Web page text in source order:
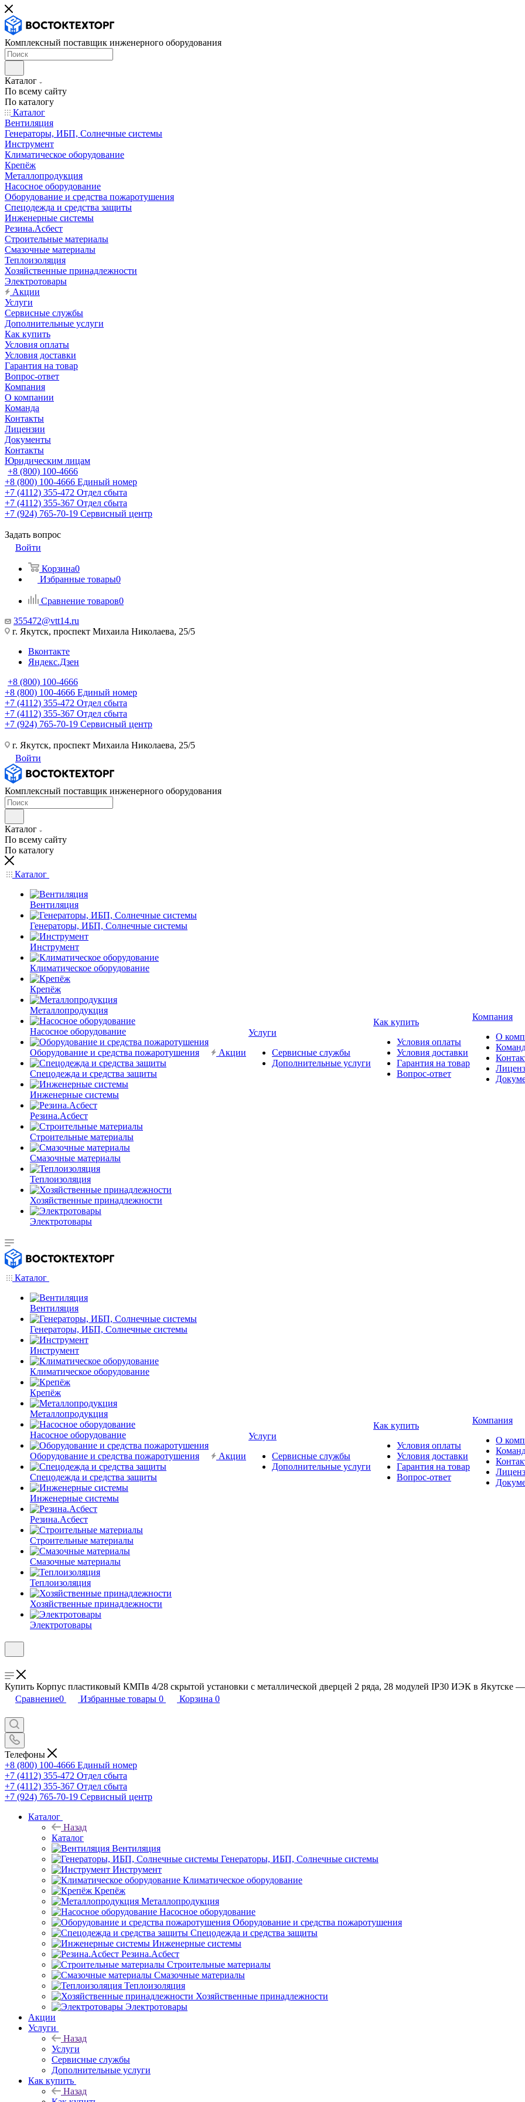
Комплексный поставщик инженерного оборудования
Каталог
По всему сайту
По каталогу
Каталог
Вентиляция
Генераторы, ИБП, Солнечные системы
Инструмент
Климатическое оборудование
Крепёж
Металлопродукция
Насосное оборудование
Оборудование и средства пожаротушения
Спецодежда и средства защиты
Инженерные системы
Резина.Асбест
Строительные материалы
Смазочные материалы
Теплоизоляция
Хозяйственные принадлежности
Электротовары
Акции
Услуги
Сервисные службы
Дополнительные услуги
Как купить
Условия оплаты
Условия доставки
Гарантия на товар
Вопрос-ответ
Компания
О компании
Команда
Контакты
Лицензии
Документы
Контакты
Юридическим лицам
+8 (800) 100-4666
+8 (800) 100-4666 Единый номер
+7 (4112) 355-472 Отдел сбыта
+7 (4112) 355-367 Отдел сбыта
+7 (924) 765-70-19 Сервисный центр
Задать вопрос
Войти
Корзина0
Избранные товары0
Сравнение товаров0
355472@vtt14.ru
г. Якутск, проспект Михаила Николаева, 25/5
Вконтакте
Яндекс.Дзен
+8 (800) 100-4666
+8 (800) 100-4666 Единый номер
+7 (4112) 355-472 Отдел сбыта
+7 (4112) 355-367 Отдел сбыта
+7 (924) 765-70-19 Сервисный центр
г. Якутск, проспект Михаила Николаева, 25/5
Войти
Комплексный поставщик инженерного оборудования
Каталог
По всему сайту
По каталогу
Каталог
Вентиляция
Генераторы, ИБП, Солнечные системы
Инструмент
Климатическое оборудование
Крепёж
Металлопродукция
Насосное оборудование
Оборудование и средства пожаротушения
Спецодежда и средства защиты
Инженерные системы
Резина.Асбест
Строительные материалы
Смазочные материалы
Теплоизоляция
Хозяйственные принадлежности
Электротовары
Акции
Услуги
Сервисные службы
Дополнительные услуги
Как купить
Условия оплаты
Условия доставки
Гарантия на товар
Вопрос-ответ
Компания
О
Каталог
Вентиляция
Генераторы, ИБП, Солнечные системы
Инструмент
Климатическое оборудование
Крепёж
Металлопродукция
Насосное оборудование
Оборудование и средства пожаротушения
Спецодежда и средства защиты
Инженерные системы
Резина.Асбест
Строительные материалы
Смазочные материалы
Теплоизоляция
Хозяйственные принадлежности
Электротовары
Акции
Услуги
Сервисные службы
Дополнительные услуги
Как купить
Условия оплаты
Условия доставки
Гарантия на товар
Вопрос-ответ
Компания
О
Купить Корпус пластиковый КМПв 4/28 скрытой установки с металлической дверцей 2 ряда, 28 модулей IP30 ИЭК в Якутске —
Сравнение0 Избранные товары 0 Корзина 0
Телефоны
+8 (800) 100-4666 Единый номер
+7 (4112) 355-472 Отдел сбыта
+7 (4112) 355-367 Отдел сбыта
+7 (924) 765-70-19 Сервисный центр
Каталог
Назад
Каталог
Вентиляция
Генераторы, ИБП, Солнечные системы
Инструмент
Климатическое оборудование
Крепёж
Металлопродукция
Насосное оборудование
Оборудование и средства пожаротушения
Спецодежда и средства защиты
Инженерные системы
Резина.Асбест
Строительные материалы
Смазочные материалы
Теплоизоляция
Хозяйственные принадлежности
Электротовары
Акции
Услуги
Назад
Услуги
Сервисные службы
Дополнительные услуги
Как купить
Назад